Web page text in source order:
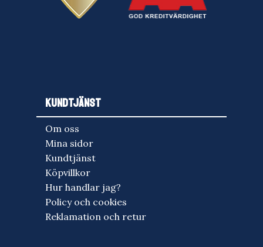
KUNDTJÄNST
Om oss
Mina sidor
Kundtjänst
Köpvillkor
Hur handlar jag?
Policy och cookies
Reklamation och retur